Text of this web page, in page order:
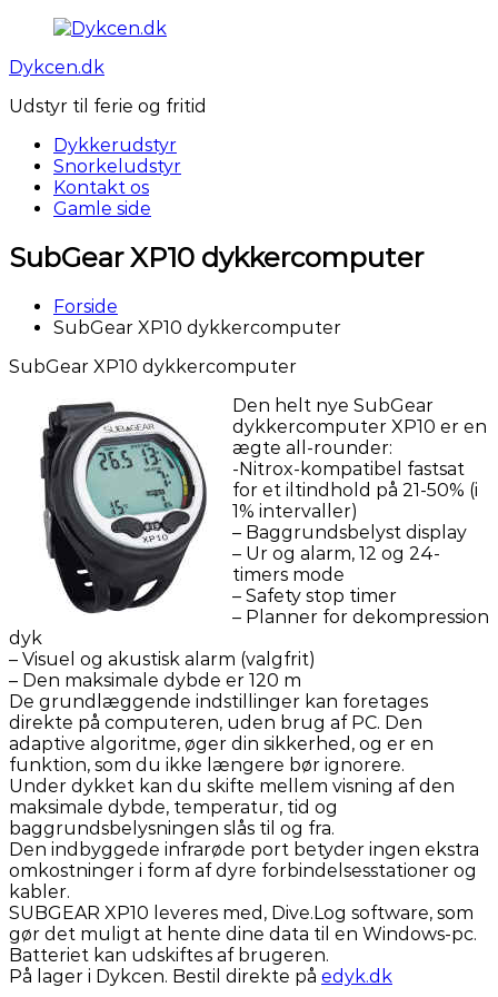
Videre
indhold
Dykcen.dk
Udstyr til ferie og fritid
Dykkerudstyr
Snorkeludstyr
Kontakt os
Gamle side
SubGear XP10 dykkercomputer
Forside
SubGear XP10 dykkercomputer
SubGear XP10 dykkercomputer
Den helt nye SubGear
dykkercomputer XP10 er en
ægte all-rounder:
-Nitrox-kompatibel fastsat
for et iltindhold på 21-50% (i
1% intervaller)
– Baggrundsbelyst display
– Ur og alarm, 12 og 24-
timers mode
– Safety stop timer
– Planner for dekompression
dyk
– Visuel og akustisk alarm (valgfrit)
– Den maksimale dybde er 120 m
De grundlæggende indstillinger kan foretages
direkte på computeren, uden brug af PC. Den
adaptive algoritme, øger din sikkerhed, og er en
funktion, som du ikke længere bør ignorere.
Under dykket kan du skifte mellem visning af den
maksimale dybde, temperatur, tid og
baggrundsbelysningen slås til og fra.
Den indbyggede infrarøde port betyder ingen ekstra
omkostninger i form af dyre forbindelsesstationer og
kabler.
SUBGEAR XP10 leveres med, Dive.Log software, som
gør det muligt at hente dine data til en Windows-pc.
Batteriet kan udskiftes af brugeren.
På lager i Dykcen. Bestil direkte på edyk.dk